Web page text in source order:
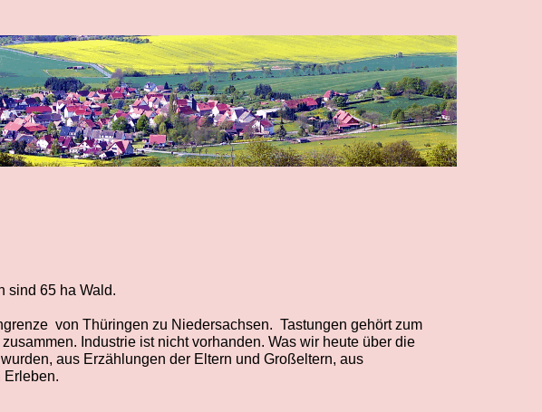
sind 65 ha Wald.
von Thüringen zu Niedersachsen. Tastungen gehört zum
Industrie ist nicht vorhanden. Was wir heute über die
aus Erzählungen der Eltern und Großeltern, aus
Erleben.